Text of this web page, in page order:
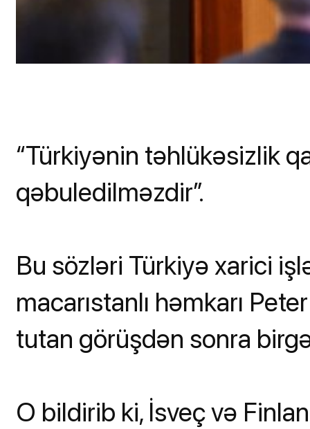
“Türkiyənin təhlükəsizlik
qəbuledilməzdir”.
Bu sözləri Türkiyə xarici
macarıstanlı həmkarı
tutan görüşdən sonra
O bildirib ki, İsveç və